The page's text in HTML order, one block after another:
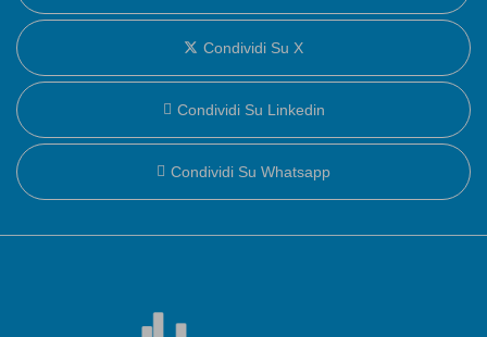
Condividi Su X
Condividi Su Linkedin
Condividi Su Whatsapp